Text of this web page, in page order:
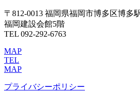
〒812-0013 福岡県福岡市博多区博多
福岡建設会館5階
TEL 092-292-6763
MAP
TEL
MAP
プライバシーポリシー